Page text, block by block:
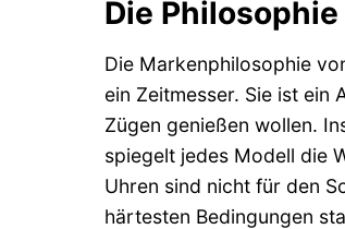
Die
Die Markenphilosophie
ein Zeitmesser. Sie ist ein
Zügen genießen wollen.
spiegelt jedes Modell die
Uhren sind nicht für den
härtesten Bedingungen